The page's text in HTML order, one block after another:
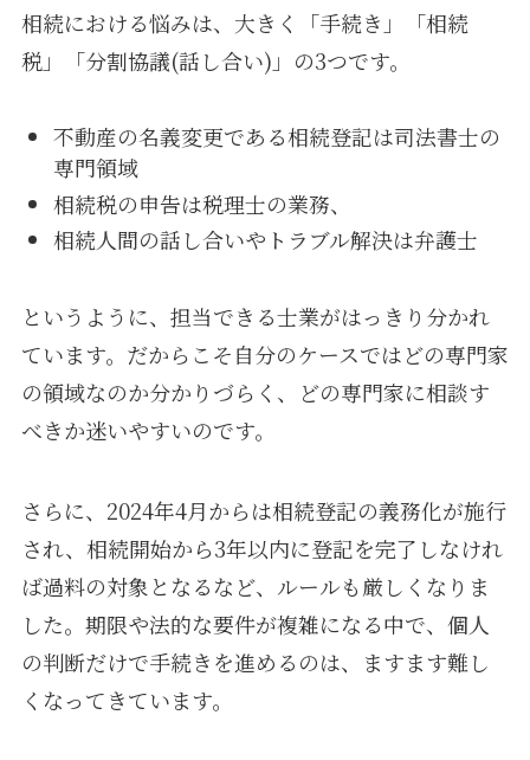
相続における悩みは、大きく「手続き」「相続
税」「分割協議(話し合い)」の3つです。
不動産の名義変更である相続登記は司法書士の
専門領域
相続税の申告は税理士の業務、
相続人間の話し合いやトラブル解決は弁護士
というように、担当できる士業がはっきり分かれ
ています。だからこそ自分のケースではどの専門家
の領域なのか分かりづらく、どの専門家に相談す
べきか迷いやすいのです。
さらに、2024年4月からは相続登記の義務化が施行
され、相続開始から3年以内に登記を完了しなけれ
ば過料の対象となるなど、ルールも厳しくなりま
した。期限や法的な要件が複雑になる中で、個人
の判断だけで手続きを進めるのは、ますます難し
くなってきています。